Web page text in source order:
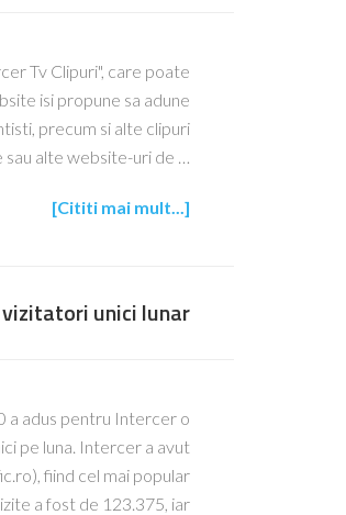
Tv Clipuri", care poate
isi propune sa adune
precum si alte clipuri
sau alte website-uri de …
[Cititi mai mult...]
unici lunar
a adus pentru Intercer o
pe luna. Intercer a avut
fiind cel mai popular
a fost de 123.375, iar